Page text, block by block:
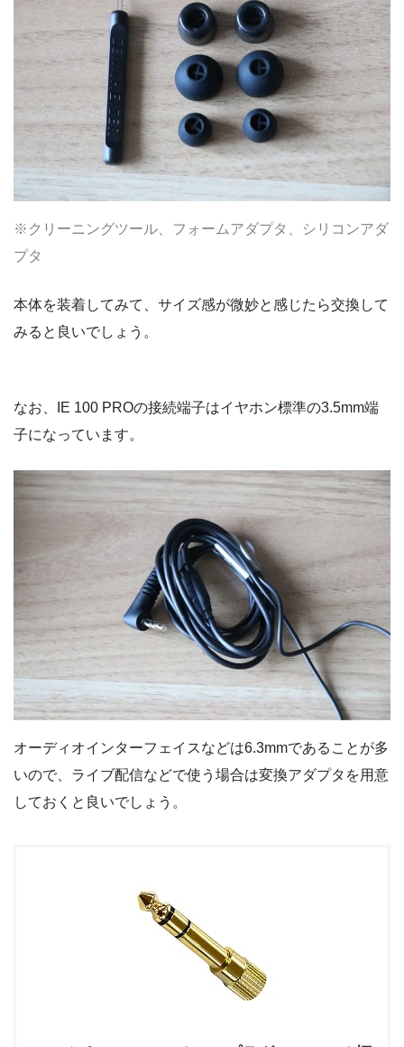
※クリーニングツール、フォームアダプタ、シリコンアダ
プタ
本体を装着してみて、サイズ感が微妙と感じたら交換して
みると良いでしょう。
なお、IE 100 PROの接続端子はイヤホン標準の3.5mm端
子になっています。
オーディオインターフェイスなどは6.3mmであることが多
いので、ライブ配信などで使う場合は変換アダプタを用意
しておくと良いでしょう。